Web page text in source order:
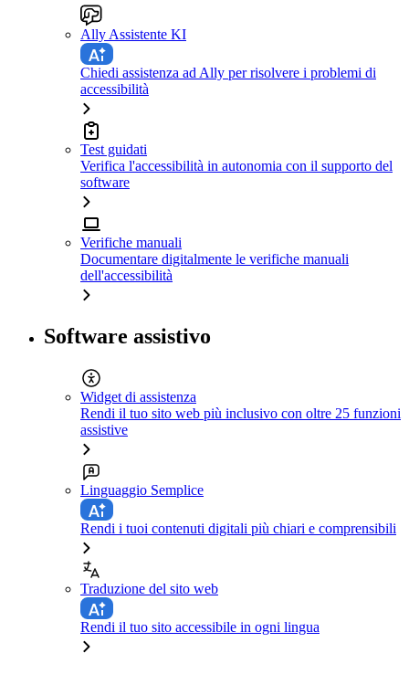
Ally Assistente KI
Chiedi assistenza ad Ally per risolvere i problemi di
accessibilità
Test guidati
Verifica l'accessibilità in autonomia con il supporto del
software
Verifiche manuali
Documentare digitalmente le verifiche manuali
dell'accessibilità
Software assistivo
Widget di assistenza
Rendi il tuo sito web più inclusivo con oltre 25 funzioni
assistive
Linguaggio Semplice
Rendi i tuoi contenuti digitali più chiari e comprensibili
Traduzione del sito web
Rendi il tuo sito accessibile in ogni lingua